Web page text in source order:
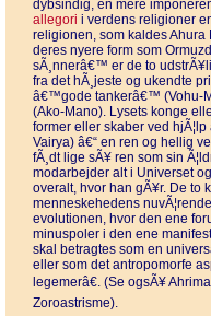
dybsindig, en mere
allegori i verdens religioner
religionen, som kaldes Ahura
deres nyere form som
sÃ¸nnerâ€™ er de to
fra det hÃ¸jeste og ukendte
â€™gode tankerâ€™ (Vohu-
(Ako-Mano). Lysets konge
former eller skaber ved
Vairya) â€“ en ren og hellig
fÃ¸dt lige sÃ¥ ren som sin
modarbejder alt i Universet
overalt, hvor han gÃ¥r. De to
menneskehedens
evolutionen, hvor den ene
minuspoler i den ene
skal betragtes som en
eller som det antropomorfe
legemerâ€. (Se ogsÃ¥
Zoroastrisme).